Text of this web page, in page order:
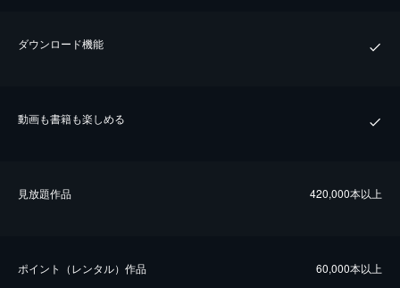
ダウンロード機能
動画も書籍も楽しめる
⾒放題作品 420,000本以上
ポイント（レンタル）作品 60,000本以上